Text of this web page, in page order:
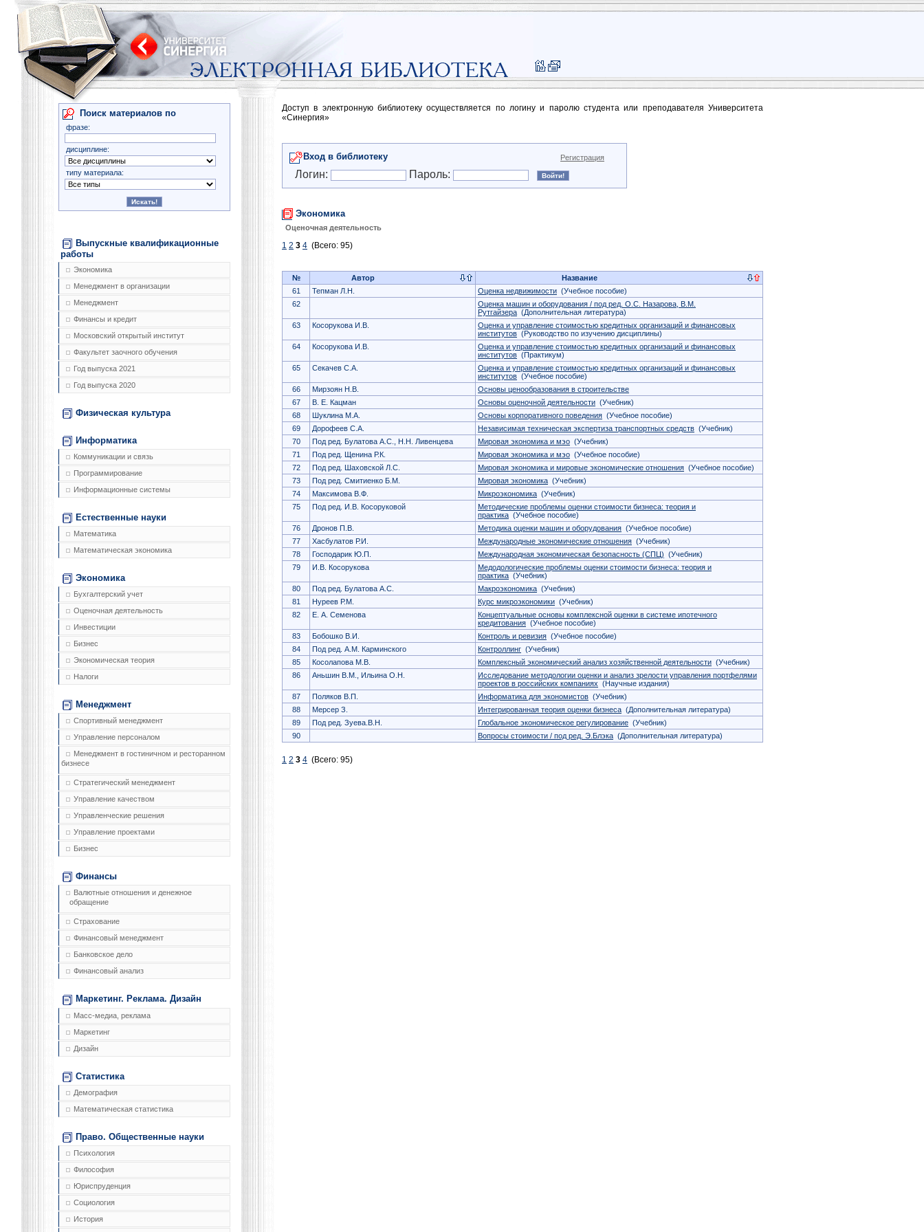
Поиск материалов по
фразе:
дисциплине:
типу материала:
Выпускные квалификационные
работы
Экономика
Менеджмент в организации
Менеджмент
Финансы и кредит
Московский открытый институт
Факультет заочного обучения
Год выпуска 2021
Год выпуска 2020
Физическая культура
Информатика
Коммуникации и связь
Программирование
Информационные системы
Естественные науки
Математика
Математическая экономика
Экономика
Бухгалтерский учет
Оценочная деятельность
Инвестиции
Бизнес
Экономическая теория
Налоги
Менеджмент
Спортивный менеджмент
Управление персоналом
Менеджмент в гостиничном и ресторанном
бизнесе
Стратегический менеджмент
Управление качеством
Управленческие решения
Управление проектами
Бизнес
Финансы
Валютные отношения и денежное
обращение
Страхование
Финансовый менеджмент
Банковское дело
Финансовый анализ
Маркетинг. Реклама. Дизайн
Масс-медиа, реклама
Маркетинг
Дизайн
Статистика
Демография
Математическая статистика
Право. Общественные науки
Психология
Философия
Юриспруденция
Социология
История
Доступ в электронную библиотеку осуществляется по логину и паролю студента или преподавателя Университета
«Синергия»
Вход в библиотеку Регистрация
Логин: Пароль:
Экономика
Оценочная деятельность
1 2 3 4 (Всего: 95)
№ Автор
Название
61
Тепман Л.Н. Оценка недвижимости (Учебное пособие)
62
Оценка машин и оборудования / под ред. О.С. Назарова, В.М.
Рутгайзера (Дополнительная литература)
63
Косорукова И.В.
Оценка и управление стоимостью кредитных организаций и финансовых
институтов (Руководство по изучению дисциплины)
64
Косорукова И.В.
Оценка и управление стоимостью кредитных организаций и финансовых
институтов (Практикум)
65
Секачев С.А.
Оценка и управление стоимостью кредитных организаций и финансовых
институтов (Учебное пособие)
66
Мирзоян Н.В.
Основы ценообразования в строительстве
67
В. Е. Кацман Основы оценочной деятельности (Учебник)
68
Шуклина М.А. Основы корпоративного поведения (Учебное пособие)
69
Дорофеев С.А. Независимая техническая экспертиза транспортных средств (Учебник)
70
Под ред. Булатова А.С., Н.Н. Ливенцева Мировая экономика и мэо (Учебник)
71
Под ред. Щенина Р.К. Мировая экономика и мэо (Учебное пособие)
72
Под ред. Шаховской Л.С. Мировая экономика и мировые экономические отношения (Учебное пособие)
73
Под ред. Смитиенко Б.М. Мировая экономика (Учебник)
74
Максимова В.Ф. Микроэкономика (Учебник)
75
Под ред. И.В. Косоруковой
Методические проблемы оценки стоимости бизнеса: теория и
практика (Учебное пособие)
76
Дронов П.В. Методика оценки машин и оборудования (Учебное пособие)
77
Хасбулатов Р.И. Международные экономические отношения (Учебник)
78
Господарик Ю.П. Международная экономическая безопасность (СПЦ) (Учебник)
79
И.В. Косорукова
Медодологические проблемы оценки стоимости бизнеса: теория и
практика (Учебник)
80
Под ред. Булатова А.С. Макроэкономика (Учебник)
81
Нуреев Р.М. Курс микроэкономики (Учебник)
82
Е. А. Семенова
Концептуальные основы комплексной оценки в системе ипотечного
кредитования (Учебное пособие)
83
Бобошко В.И. Контроль и ревизия (Учебное пособие)
84
Под ред. А.М. Карминского Контроллинг (Учебник)
85
Косолапова М.В. Комплексный экономический анализ хозяйственной деятельности (Учебник)
86
Аньшин В.М., Ильина О.Н.
Исследование методологии оценки и анализ зрелости управления портфелями
проектов в российских компаниях (Научные издания)
87
Поляков В.П. Информатика для экономистов (Учебник)
88
Мерсер З. Интегрированная теория оценки бизнеса (Дополнительная литература)
89
Под ред. Зуева.В.Н. Глобальное экономическое регулирование (Учебник)
90
Вопросы стоимости / под ред. Э.Блэка (Дополнительная литература)
1 2 3 4 (Всего: 95)